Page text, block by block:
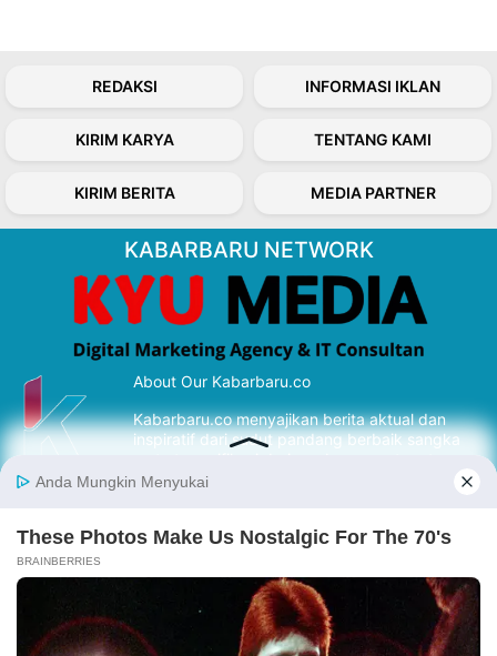
REDAKSI INFORMASI IKLAN
KIRIM KARYA TENTANG KAMI
KIRIM BERITA MEDIA PARTNER
KABARBARU NETWORK
About Our Kabarbaru.co
Kabarbaru.co menyajikan berita aktual dan
inspiratif dari sudut pandang berbaik sangka